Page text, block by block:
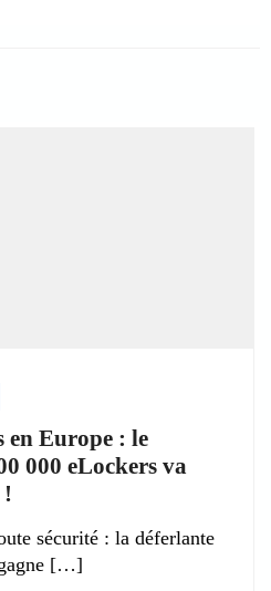
en Europe : le
000 eLockers va
!
sécurité : la déferlante